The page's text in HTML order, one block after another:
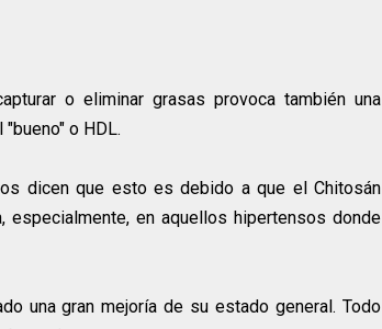
o eliminar grasas provoca también una
o HDL.
dicen que esto es debido a que el Chitosán
especialmente, en aquellos hipertensos donde
una gran mejoría de su estado general. Todo